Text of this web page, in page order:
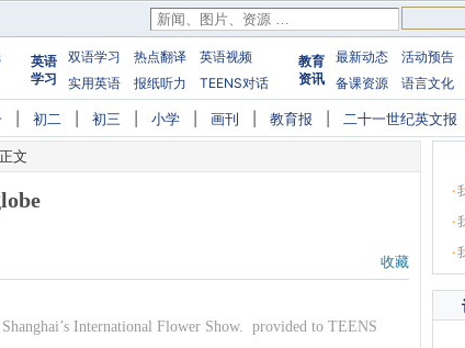
英语
学习
双语学习 热点翻译
英语视频
实用英语
报纸听力 TEENS对话
教育
资讯
最新动态
活动预告
备课资源
语言文化
初二 初三 小学 画刊 教育报 二十一世纪英文报
正文
收藏
International Flower Show. provided to TEENS
·
·
·